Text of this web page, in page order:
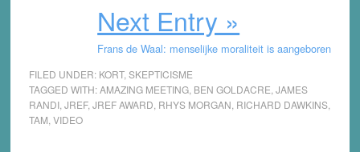
Next Entry »
Frans de Waal: menselijke moraliteit is aangeboren
FILED UNDER: KORT, SKEPTICISME
TAGGED WITH:AMAZING MEETING, BEN GOLDACRE JAMES
RANDI, JREF, JREF AWARD RHYS MORGAN RICHARD DAWKINS,
TAM VIDEO